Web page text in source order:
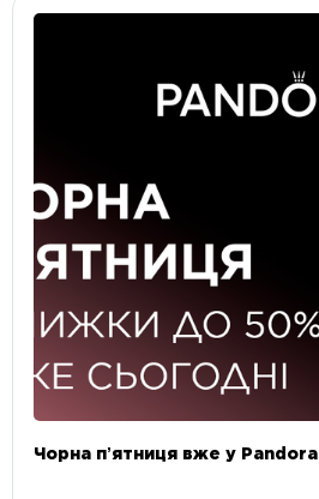
Чорна пʼятниця вже у Pandora